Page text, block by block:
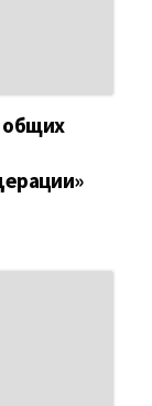
общих